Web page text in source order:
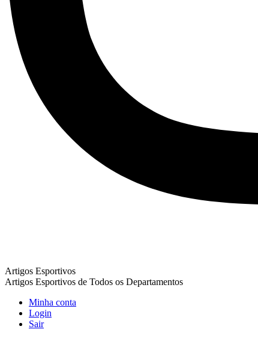
Artigos Esportivos
Artigos Esportivos de Todos os Departamentos
Minha conta
Login
Sair